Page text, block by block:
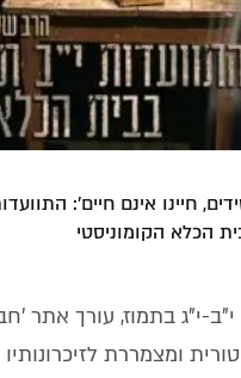
חיינו אינם חיים':
הכלא הקומוניסטי
י"ג בתמוז, עורך אתר
ומצמררת